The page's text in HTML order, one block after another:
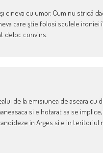
cu umor. Cum nu strică
care ştie folosi sculele ironiei
deloc convins.
de la emisiunea de aseara cu
si e hotarat sa se
in Arges si e in